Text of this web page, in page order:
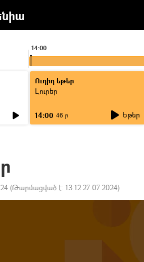
14:00
Ուղիղ եթեր
Լուրեր
14:00 46 ր Եթեր
(Թարմացված է: 13:12 27.07.2024)